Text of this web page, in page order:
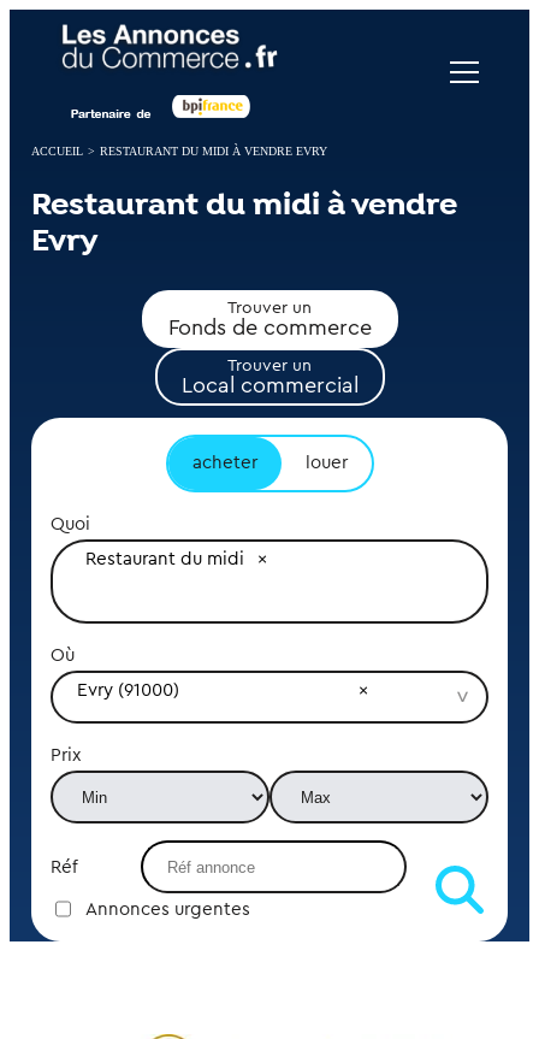
ACCUEIL > RESTAURANT DU MIDI À VENDRE EVRY
Restaurant du midi à vendre
Evry
Trouver un
Fonds de commerce
Trouver un
Local commercial
acheter louer
Quoi
Restaurant du midi
Où
Evry (91000)
Prix
Réf
Annonces urgentes
Panneau de gestion des cookies